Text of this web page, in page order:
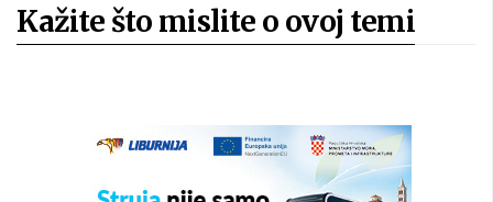
Kažite što mislite o ovoj temi